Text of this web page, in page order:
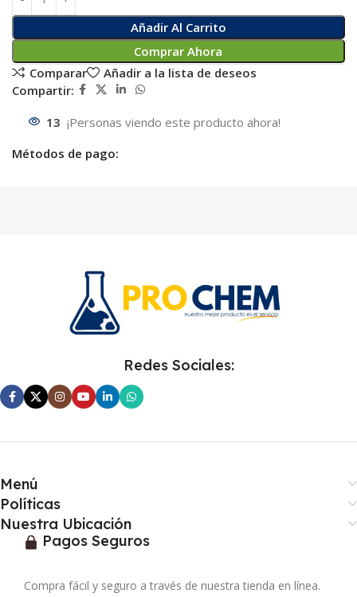
Añadir Al Carrito
Comprar Ahora
Comparar
Añadir a la lista de deseos
Compartir:
13 ¡Personas viendo este producto ahora!
Métodos de pago:
Redes Sociales:
Menú
Políticas
Nuestra Ubicación
Pagos Seguros
Compra fácil y seguro a través de nuestra tienda en línea.